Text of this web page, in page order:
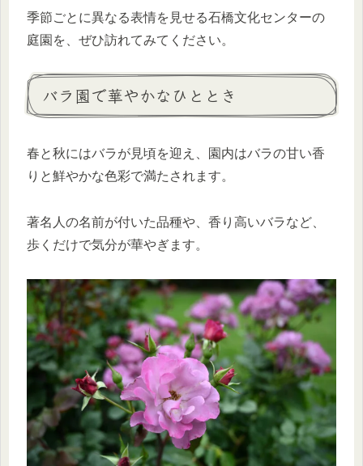
季節ごとに異なる表情を見せる石橋文化センターの
庭園を、ぜひ訪れてみてください。
バラ園で華やかなひととき
春と秋にはバラが見頃を迎え、園内はバラの甘い香
りと鮮やかな色彩で満たされます。
著名人の名前が付いた品種や、香り高いバラなど、
歩くだけで気分が華やぎます。